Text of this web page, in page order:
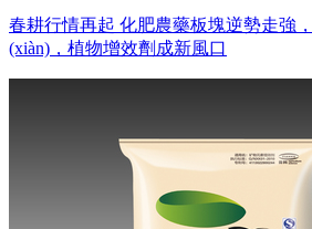
春耕行情再起 化肥農藥板塊逆勢走強
(xiàn)，植物增效劑成新風口